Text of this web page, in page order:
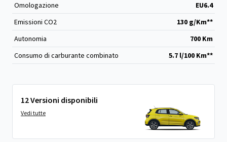
Omologazione
EU6.4
Emissioni CO2
130 g/Km**
Autonomia
700 Km
Consumo di carburante combinato
5.7 l/100 Km**
12 Versioni disponibili
Vedi tutte